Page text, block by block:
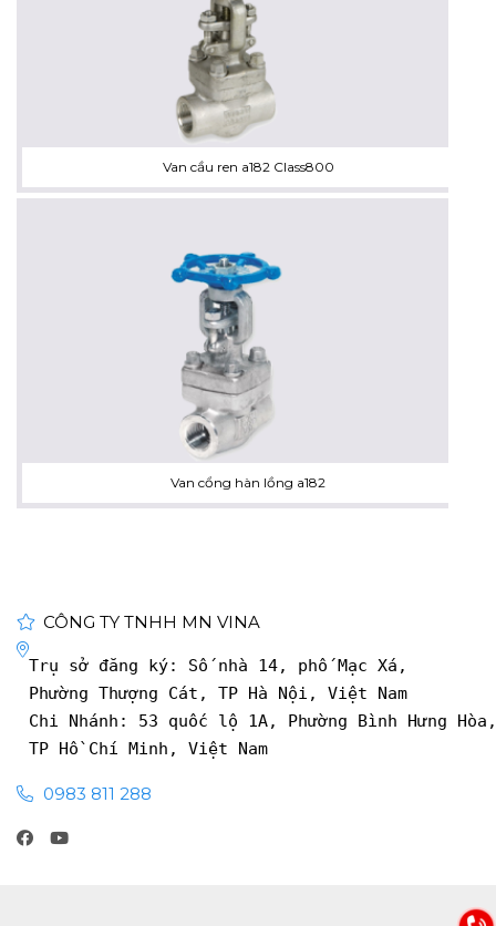
Van cầu ren a182 Class800
Van cổng hàn lồng a182
CÔNG TY TNHH MN VINA
Trụ sở đăng ký: Số nhà 14, phố Mạc Xá,
Phường Thượng Cát, TP Hà Nội, Việt Nam
Chi Nhánh: 53 quốc lộ 1A, Phường Bình Hưng
TP Hồ Chí Minh, Việt Nam
0983 811 288